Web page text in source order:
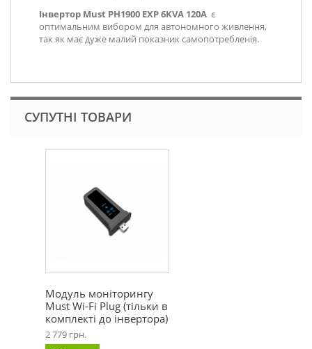
Інвертор Must PH1900 EXP 6KVA 120А є
оптимальним вибором для автономного живлення,
так як має дуже малий показник самопотребленія.
СУПУТНІ ТОВАРИ
Модуль моніторингу
Must Wi-Fi Plug (тільки в
комплекті до інвертора)
2 779 грн.